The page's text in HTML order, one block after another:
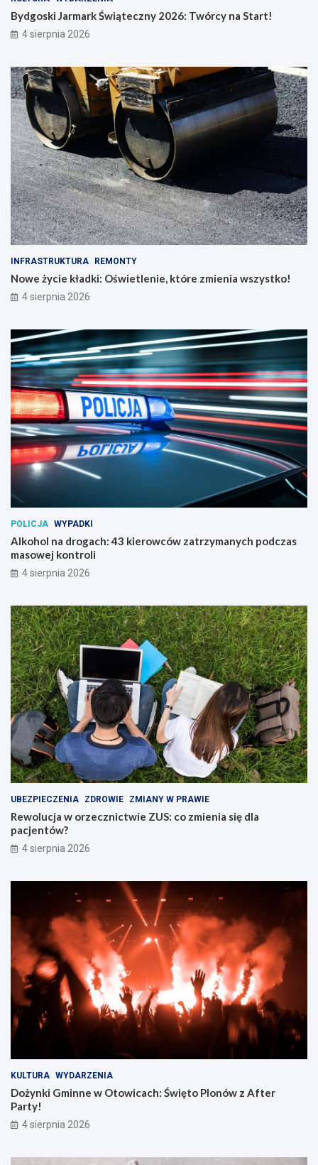
Bydgoski Jarmark Świąteczny 2026: Twórcy na Start!
4 sierpnia 2026
INFRASTRUKTURA REMONTY
Nowe życie kładki: Oświetlenie, które zmienia wszystko!
4 sierpnia 2026
POLICJA WYPADKI
Alkohol na drogach: 43 kierowców zatrzymanych podczas
masowej kontroli
4 sierpnia 2026
UBEZPIECZENIA ZDROWIE ZMIANY W PRAWIE
Rewolucja w orzecznictwie ZUS: co zmienia się dla
pacjentów?
4 sierpnia 2026
KULTURA WYDARZENIA
Dożynki Gminne w Otowicach: Święto Plonów z After
Party!
4 sierpnia 2026